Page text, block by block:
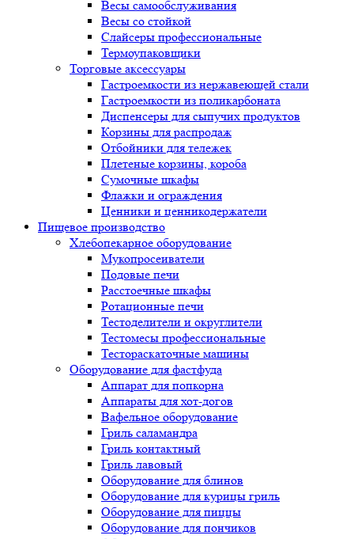
Весы самообслуживания
Весы со стойкой
Слайсеры профессиональные
Термоупаковщики
Торговые аксессуары
Гастроемкости из нержавеющей стали
Гастроемкости из поликарбоната
Диспенсеры для сыпучих продуктов
Корзины для распродаж
Отбойники для тележек
Плетеные корзины, короба
Сумочные шкафы
Флажки и ограждения
Ценники и ценникодержатели
Пищевое производство
Хлебопекарное оборудование
Мукопросеиватели
Подовые печи
Расстоечные шкафы
Ротационные печи
Тестоделители и округлители
Тестомесы профессиональные
Тестораскаточные машины
Оборудование для фастфуда
Аппарат для попкорна
Аппараты для хот-догов
Вафельное оборудование
Гриль саламандра
Гриль контактный
Гриль лавовый
Оборудование для блинов
Оборудование для курицы гриль
Оборудование для пиццы
Оборудование для пончиков